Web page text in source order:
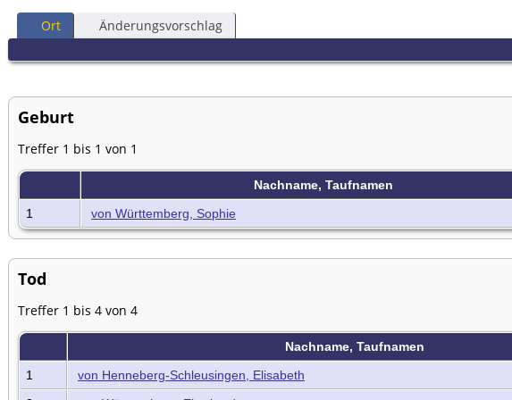
Ort Änderungsvorschlag
Geburt
Treffer 1 bis 1 von 1
Nachname, Taufnamen
1
von Württemberg, Sophie
Tod
Treffer 1 bis 4 von 4
Nachname, Taufnamen
1
von Henneberg-Schleusingen, Elisabeth